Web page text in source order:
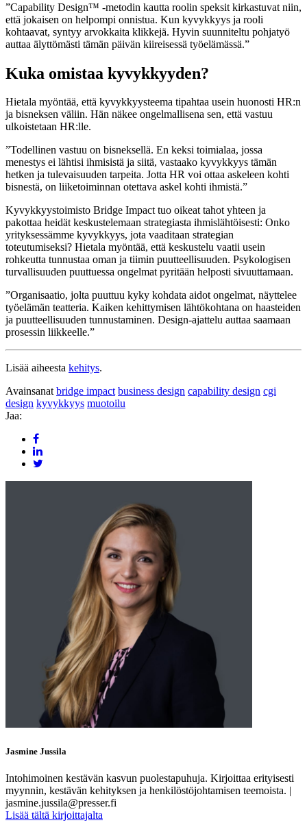
”Capability Design™ -metodin kautta roolin speksit kirkastuvat niin,
että jokaisen on helpompi onnistua. Kun kyvykkyys ja rooli
kohtaavat, syntyy arvokkaita klikkejä. Hyvin suunniteltu pohjatyö
auttaa älyttömästi tämän päivän kiireisessä työelämässä.”
Kuka omistaa kyvykkyyden?
Hietala myöntää, että kyvykkyysteema tipahtaa usein huonosti HR:n
ja bisneksen väliin. Hän näkee ongelmallisena sen, että vastuu
ulkoistetaan HR:lle.
”Todellinen vastuu on bisneksellä. En keksi toimialaa, jossa
menestys ei lähtisi ihmisistä ja siitä, vastaako kyvykkyys tämän
hetken ja tulevaisuuden tarpeita. Jotta HR voi ottaa askeleen kohti
bisnestä, on liiketoiminnan otettava askel kohti ihmistä.”
Kyvykkyystoimisto Bridge Impact tuo oikeat tahot yhteen ja
pakottaa heidät keskustelemaan strategiasta ihmislähtöisesti: Onko
yrityksessämme kyvykkyys, jota vaaditaan strategian
toteutumiseksi? Hietala myöntää, että keskustelu vaatii usein
rohkeutta tunnustaa oman ja tiimin puutteellisuuden. Psykologisen
turvallisuuden puuttuessa ongelmat pyritään helposti sivuuttamaan.
”Organisaatio, jolta puuttuu kyky kohdata aidot ongelmat, näyttelee
työelämän teatteria. Kaiken kehittymisen lähtökohtana on haasteiden
ja puutteellisuuden tunnustaminen. Design-ajattelu auttaa saamaan
prosessin liikkeelle.”
Lisää aiheesta kehitys.
Avainsanatbridge impact business design capability design cgi
design kyvykkyys muotoilu
Jaa:
Jasmine Jussila
Intohimoinen kestävän kasvun puolestapuhuja. Kirjoittaa erityisesti
myynnin, kestävän kehityksen ja henkilöstöjohtamisen teemoista. |
jasmine.jussila@presser.fi
Lisää tältä kirjoittajalta